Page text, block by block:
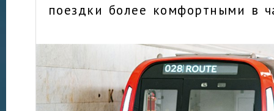
поездки более комфортными в